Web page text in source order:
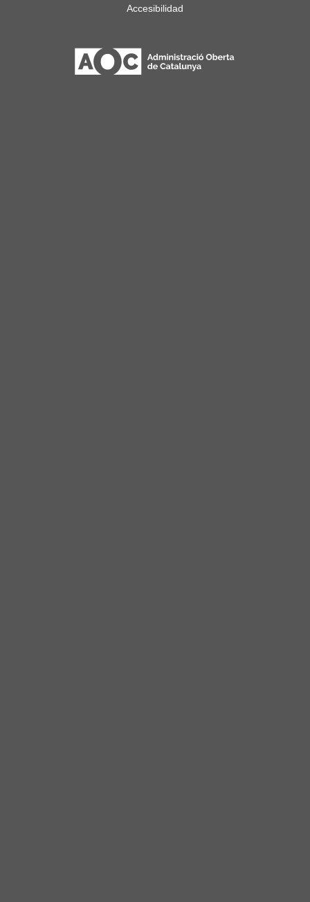
Accesibilidad